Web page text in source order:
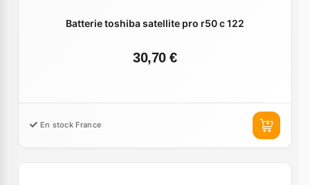
Batterie toshiba satellite pro r50 c 122
30,70 €
En stock France